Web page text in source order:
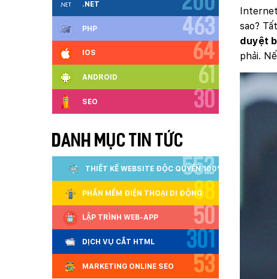
sao?
duyệt
phải.
.NET
PHP 463
IOS 64
ANDROID 61
SEO 30
DANH MỤC TIN TỨC
THIẾT KẾ WEBSITE ĐỘC QUYỀN 100%
552
PHẦN MỀM ĐIỆN THOẠI DI ĐỘNG88
LẬP TRÌNH WEB-APP 50
DỊCH VỤ CẮT HTML 301
MARKETING ONLINE SEO 53